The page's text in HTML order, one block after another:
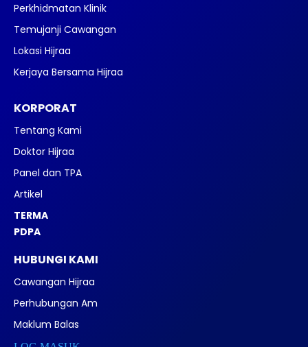
Perkhidmatan Klinik
Temujanji Cawangan
Lokasi Hijraa
Kerjaya Bersama Hijraa
KORPORAT
Tentang Kami
Doktor Hijraa
Panel dan TPA
Artikel
TERMA
PDPA
HUBUNGI KAMI
Cawangan Hijraa
Perhubungan Am
Maklum Balas